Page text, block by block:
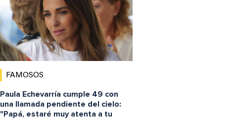
FAMOSOS
Paula Echevarría cumple 49 con
una llamada pendiente del cielo:
"Papá, estaré muy atenta a tu